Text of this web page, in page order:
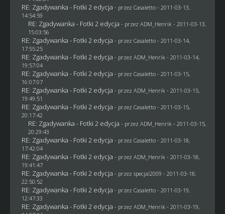
RE: Zgadywanka - Fotki 2 edycja - przez Casaletto- 2011-03-13,
14:54:59
RE: Zgadywanka - Fotki 2 edycja - przez ADM_Henrik - 2011-03-13,
15:03:56
RE: Zgadywanka - Fotki 2 edycja - przez Casaletto- 2011-03-14,
17:55:25
RE: Zgadywanka - Fotki 2 edycja - przez ADM_Henrik - 2011-03-14,
19:57:04
RE: Zgadywanka - Fotki 2 edycja - przez Casaletto- 2011-03-15,
16:07:07
RE: Zgadywanka - Fotki 2 edycja - przez ADM_Henrik - 2011-03-15,
19:49:51
RE: Zgadywanka - Fotki 2 edycja - przez Casaletto- 2011-03-15,
20:17:42
RE: Zgadywanka - Fotki 2 edycja - przez ADM_Henrik - 2011-03-15,
20:29:43
RE: Zgadywanka - Fotki 2 edycja - przez Casaletto- 2011-03-18,
17:42:04
RE: Zgadywanka - Fotki 2 edycja - przez ADM_Henrik - 2011-03-18,
19:41:47
RE: Zgadywanka - Fotki 2 edycja - przez specjal2009 - 2011-03-18,
22:50:52
RE: Zgadywanka - Fotki 2 edycja - przez Casaletto- 2011-03-19,
12:47:33
RE: Zgadywanka - Fotki 2 edycja - przez ADM_Henrik - 2011-03-19,